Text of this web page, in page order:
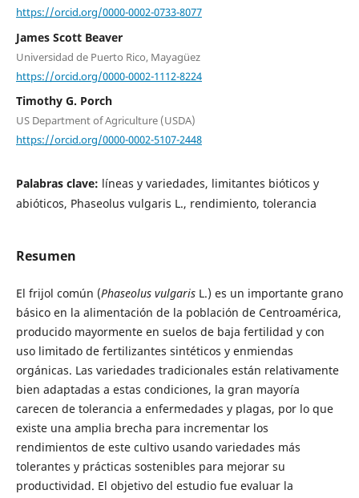
https://orcid.org/0000-0002-0733-8077
James Scott Beaver
Universidad de Puerto Rico, Mayagüez
https://orcid.org/0000-0002-1112-8224
Timothy G. Porch
US Department of Agriculture (USDA)
https://orcid.org/0000-0002-5107-2448
Palabras clave: líneas y variedades, limitantes bióticos y
abióticos, Phaseolus vulgaris L., rendimiento, tolerancia
Resumen
El frijol común (Phaseolus vulgarisL.) es un importante grano
básico en la alimentación de la población de Centroamérica,
producido mayormente en suelos de baja fertilidad y con
uso limitado de fertilizantes sintéticos y enmiendas
orgánicas. Las variedades tradicionales están relativamente
bien adaptadas a estas condiciones, la gran mayoría
carecen de tolerancia a enfermedades y plagas, por lo que
existe una amplia brecha para incrementar los
rendimientos de este cultivo usando variedades más
tolerantes y prácticas sostenibles para mejorar su
productividad. El objetivo del estudio fue evaluar la